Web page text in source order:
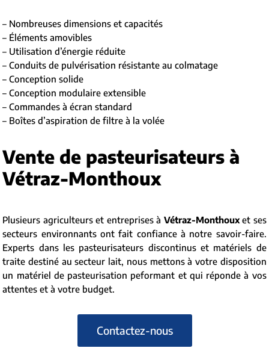
– Nombreuses dimensions et capacités
– Éléments amovibles
– Utilisation d’énergie réduite
– Conduits de pulvérisation résistante au colmatage
– Conception solide
– Conception modulaire extensible
– Commandes à écran standard
– Boîtes d’aspiration de filtre à la volée
Vente de pasteurisateurs à
Vétraz-Monthoux
Plusieurs agriculteurs et entreprises à Vétraz-Monthouxet ses
secteurs environnants ont fait confiance à notre savoir-faire.
Experts dans les pasteurisateurs discontinus et matériels de
traite destiné au secteur lait, nous mettons à votre disposition
un matériel de pasteurisation peformant et qui réponde à vos
attentes et à votre budget.
Contactez-nous